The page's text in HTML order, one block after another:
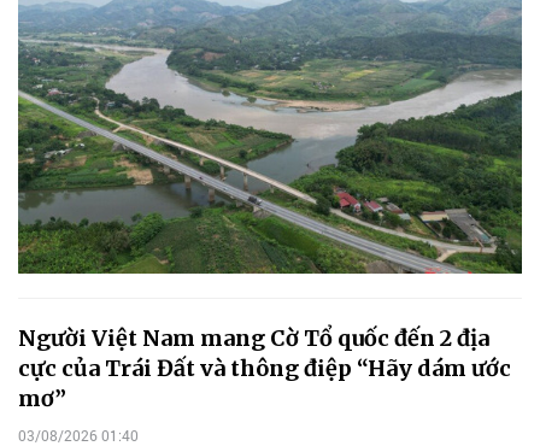
Người Việt Nam mang Cờ Tổ quốc đến 2 địa
cực của Trái Đất và thông điệp “Hãy dám ước
mơ”
03/08/2026 01:40